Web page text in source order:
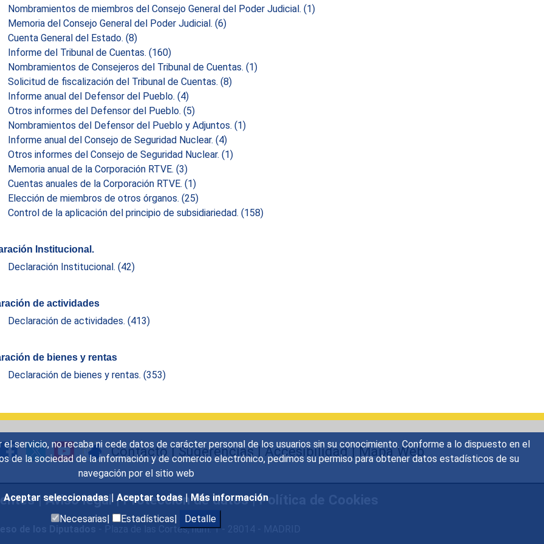
servicio, no recaba ni cede datos de carácter personal de los usuarios sin su conocimiento. Conforme a lo dispuesto en el
de la sociedad de la información y de comercio electrónico, pedimos su permiso para obtener datos estadísticos de su
navegación por el sitio web
Aceptar seleccionadas | Aceptar todas | Más información
Necesarias|
Estadísticas| Detalle
Nombramientos de miembros del Consejo General del Poder Judicial. (1)
Memoria del Consejo General del Poder Judicial. (6)
Cuenta General del Estado. (8)
Informe del Tribunal de Cuentas. (160)
Nombramientos de Consejeros del Tribunal de Cuentas. (1)
Solicitud de fiscalización del Tribunal de Cuentas. (8)
Informe anual del Defensor del Pueblo. (4)
Otros informes del Defensor del Pueblo. (5)
Nombramientos del Defensor del Pueblo y Adjuntos. (1)
Informe anual del Consejo de Seguridad Nuclear. (4)
Otros informes del Consejo de Seguridad Nuclear. (1)
Memoria anual de la Corporación RTVE. (3)
Cuentas anuales de la Corporación RTVE. (1)
Elección de miembros de otros órganos. (25)
Control de la aplicación del principio de subsidiariedad. (158)
Institucional.
Declaración Institucional. (42)
de actividades
Declaración de actividades. (413)
de bienes y rentas
Declaración de bienes y rentas. (353)
Contacto|Sugerencias|Accesibilidad|Mapa Web
|Aviso legal|Protección de datos|Política de Cookies
- Plaza de las Cortes, núm. 1 - 28014 - MADRID